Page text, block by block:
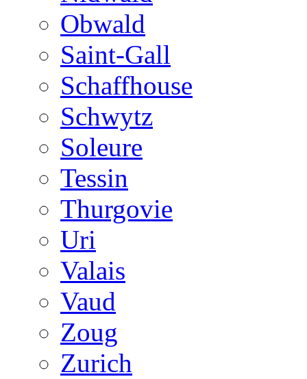
Obwald
Saint-Gall
Schaffhouse
Schwytz
Soleure
Tessin
Thurgovie
Uri
Valais
Vaud
Zoug
Zurich